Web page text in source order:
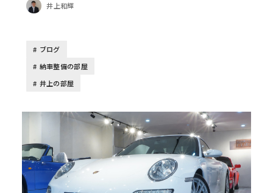
井上和輝
ブログ
納車整備の部屋
井上の部屋